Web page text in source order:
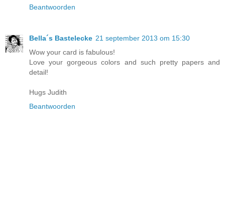
Beantwoorden
Bella´s Bastelecke 21 september 2013 om 15:30
Wow your card is fabulous!
Love your gorgeous colors and such pretty papers and
detail!
Hugs Judith
Beantwoorden